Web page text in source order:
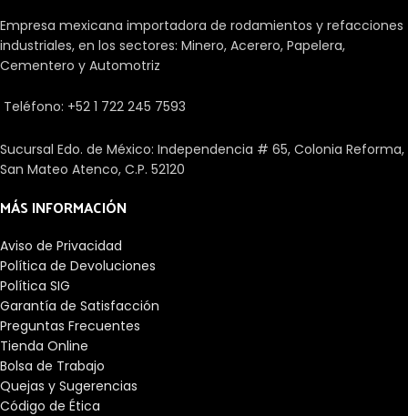
Empresa mexicana importadora de rodamientos y refacciones
industriales, en los sectores: Minero, Acerero, Papelera,
Cementero y Automotriz
Teléfono: +52 1 722 245 7593
Sucursal Edo. de México: Independencia # 65, Colonia Reforma,
San Mateo Atenco, C.P. 52120
MÁS INFORMACIÓN
Aviso de Privacidad
Política de Devoluciones
Política SIG
Garantía de Satisfacción
Preguntas Frecuentes
Tienda Online
Bolsa de Trabajo
Quejas y Sugerencias
Código de Ética